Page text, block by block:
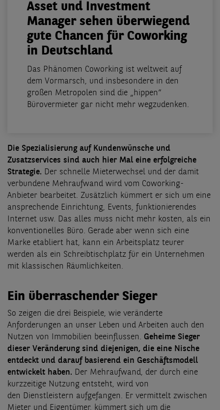
Asset und Investment
Manager sehen überwiegend
gute Chancen für Coworking
in Deutschland
Das Phänomen Coworking ist weltweit auf
dem Vormarsch, und insbesondere in den
großen Metropolen sind die „hippen“
Bürovermieter gar nicht mehr wegzudenken.
Die Spezialisierung auf Kundenwünsche und
Zusatzservices sind auch hier Mal eine erfolgreiche
Strategie. Der schnelle Mieterwechsel und der damit
verbundene Mehraufwand wird vom Coworking-
Anbieter bearbeitet. Zusätzlich kümmert er sich um eine
ansprechende Einrichtung, Events, funktionierendes
Internet usw. Das alles muss nicht mehr kosten, als ein
konventionelles Büro. Gerade aber wenn sich eine
Marke etabliert hat, kann ein Arbeitsplatz teurer
werden als ein Schreibtischplatz für ein Unternehmen
mit klassischen Räumlichkeiten.
Ein überraschender Sieger
So zeigen die drei Beispiele, wie veränderte
Anforderungen an unser Leben und Arbeiten auch den
Nutzen von Immobilien beeinflussen. Geheime Sieger
dieser Veränderung sind diejenigen, die eine Nische
entdeckt und darauf basierend ein Geschäftsmodell
entwickelt haben. Der Mehraufwand, der durch eine
kurzzeitige Nutzung entsteht, wird von
den Dienstleistern aufgefangen. Er vermittelt zwischen
Mieter und Eigentümer, kümmert sich um die